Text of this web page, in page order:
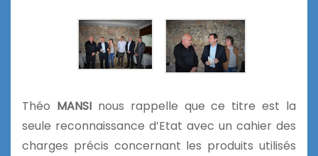
Théo MANSInous rappelle que ce titre est la
seule reconnaissance d’Etat avec un cahier des
charges précis concernant les produits utilisés